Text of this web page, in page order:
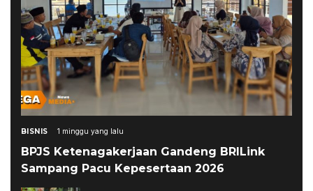
BISNIS 1 minggu yang lalu
BPJS Ketenagakerjaan Gandeng BRILink
Sampang Pacu Kepesertaan 2026